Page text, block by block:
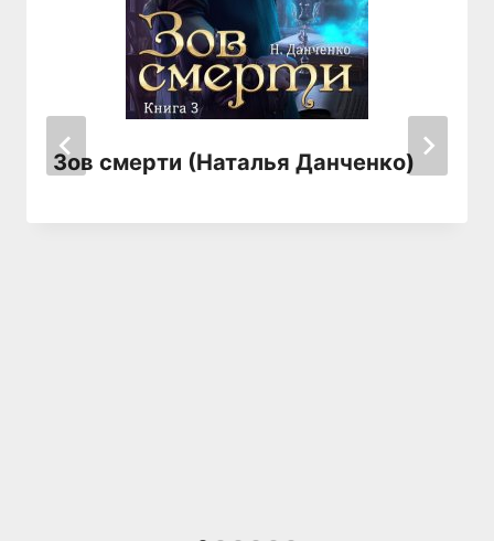
Зов смерти (Наталья Данченко)